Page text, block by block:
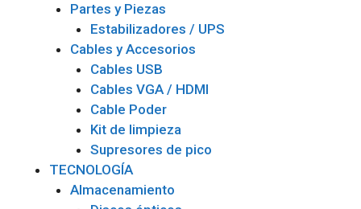
Partes y Piezas
Estabilizadores / UPS
Cables y Accesorios
Cables USB
Cables VGA / HDMI
Cable Poder
Kit de limpieza
Supresores de pico
TECNOLOGÍA
Almacenamiento